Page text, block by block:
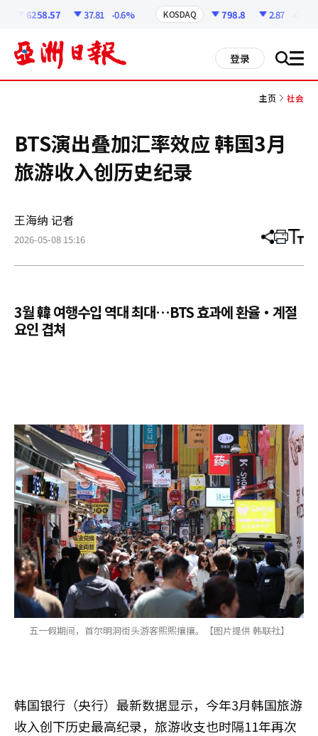
6258.57 37.81 -0.6% KOSDAQ 798.8 2.87 -0.36%
登录 搜 all
主页 社会
BTS演出叠加汇率效应 韩国3月
旅游收入创历史纪录
王海纳 记者
2026-05-08 15:16 分
章
打 调
小
3월 韓 여행수입 역대 최대…BTS 효과에 환율·계절
요인 겹쳐
五一假期间，首尔明洞街头游客熙熙攘攘。【图片提供 韩联社】
韩国银行（央行）最新数据显示，今年3月韩国旅游
收入创下历史最高纪录，旅游收支也时隔11年再次